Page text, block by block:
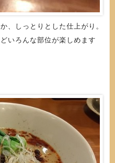
、しっとりとした仕上がり。
いろんな部位が楽しめます